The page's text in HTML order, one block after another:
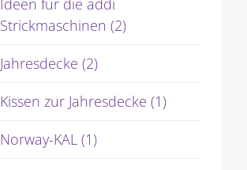
Ideen für die addi
Strickmaschinen (2)
Jahresdecke (2)
Kissen zur Jahresdecke (1)
Norway-KAL (1)